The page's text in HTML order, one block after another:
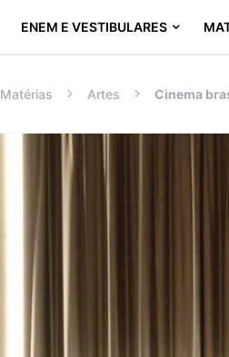
ENEM E VESTIBULARES
Matérias Artes Cinema